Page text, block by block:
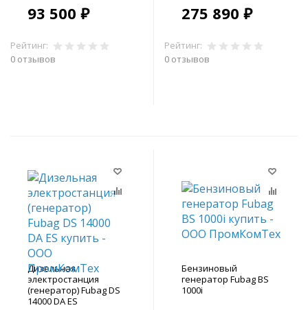
93 500 ₽
Рейтинг:
0 отзывов
275 890 ₽
Рейтинг:
0 отзывов
Дизельная
электростанция
(генератор) Fubag DS
14000 DA ES
Бензиновый
генератор Fubag BS
1000i